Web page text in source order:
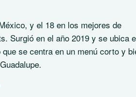
y el 18 en los mejores de
Surgió en el año 2019 y se ubica
se centra en un menú corto y